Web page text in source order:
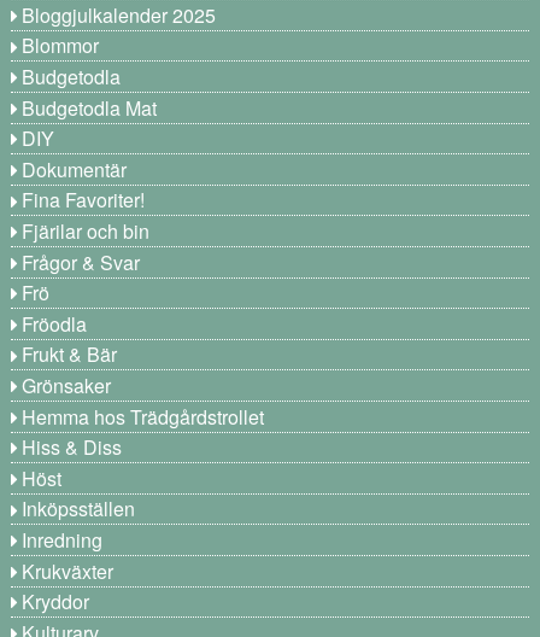
Bloggjulkalender 2025
Blommor
Budgetodla
Budgetodla Mat
DIY
Dokumentär
Fina Favoriter!
Fjärilar och bin
Frågor & Svar
Frö
Fröodla
Frukt & Bär
Grönsaker
Hemma hos Trädgårdstrollet
Hiss & Diss
Höst
Inköpsställen
Inredning
Krukväxter
Kryddor